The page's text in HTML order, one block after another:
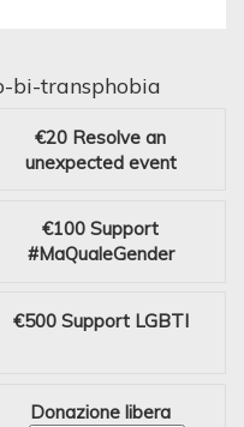
bi-transphobia
€20 Resolve an
unexpected event
€100 Support
#MaQualeGender
€500 Support LGBTI
Donazione libera